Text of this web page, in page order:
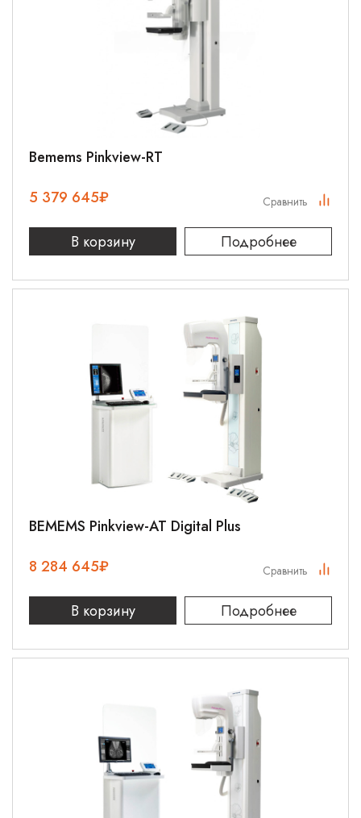
Bemems Pinkview-RT
5 379 645₽
В корзину Подробнее
Сравнить
BEMEMS Pinkview-AT Digital Plus
8 284 645₽
В корзину Подробнее
Сравнить